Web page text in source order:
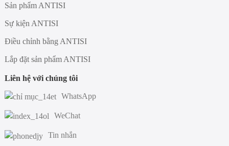
Sản phẩm ANTISI
Sự kiện ANTISI
Điều chỉnh bằng ANTISI
Lắp đặt sản phẩm ANTISI
Liên hệ với chúng tôi
WhatsApp
WeChat
Tin nhắn